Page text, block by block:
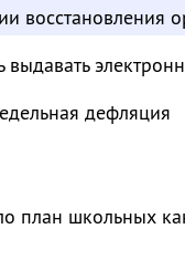
восстановления
выдавать
дефляция
план школьных